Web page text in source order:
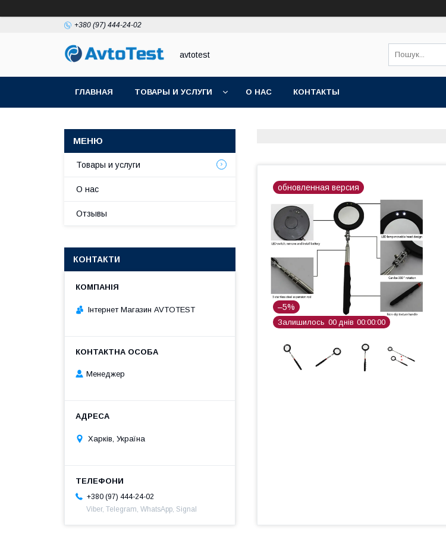
+380 (97) 444-24-02
avtotest
ГЛАВНАЯ ТОВАРЫ И УСЛУГИ О НАС КОНТАКТЫ
обновленная версия
–5%
Залишилось 00 днів 00 00 00
Товары и услуги
О нас
Отзывы
КОНТАКТИ
Інтернет Магазин AVTOTEST
Менеджер
Харків, Україна
+380 (97) 444-24-02
Viber, Telegram, WhatsApp, Signal